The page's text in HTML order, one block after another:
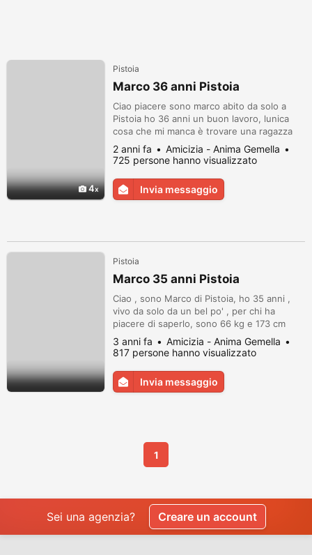
4
Pistoia
Marco 36 anni Pistoia
Ciao piacere sono marco abito da solo a
Pistoia ho 36 anni un buon lavoro, lunica
cosa che mi manca è trovare una ragazza
leale sincera ma anche allegra premurosa
cone me a cui piaccia vivere l’amore vero
con cui intraprendere una relazione se ti
vacontattami
2 anni fa
Amicizia - Anima Gemella
725 persone hanno visualizzato
Invia messaggio
Pistoia
Marco 35 anni Pistoia
Ciao , sono Marco di Pistoia, ho 35 anni ,
vivo da solo da un bel po' , per chi ha
piacere di saperlo, sono 66 kg e 173 cm
,???? occhi azzurri , capelli corti ricci , ho
due lavori di cui uno da dipendente e
comunque un sacco di tempo libero, mi
piace condividere tutto con la persona che
amo, mi piace essere premuroso attento e
3 anni fa
Amicizia - Anima Gemella
817 persone hanno visualizzato
Invia messaggio
1
Sei una agenzia? Creare un account